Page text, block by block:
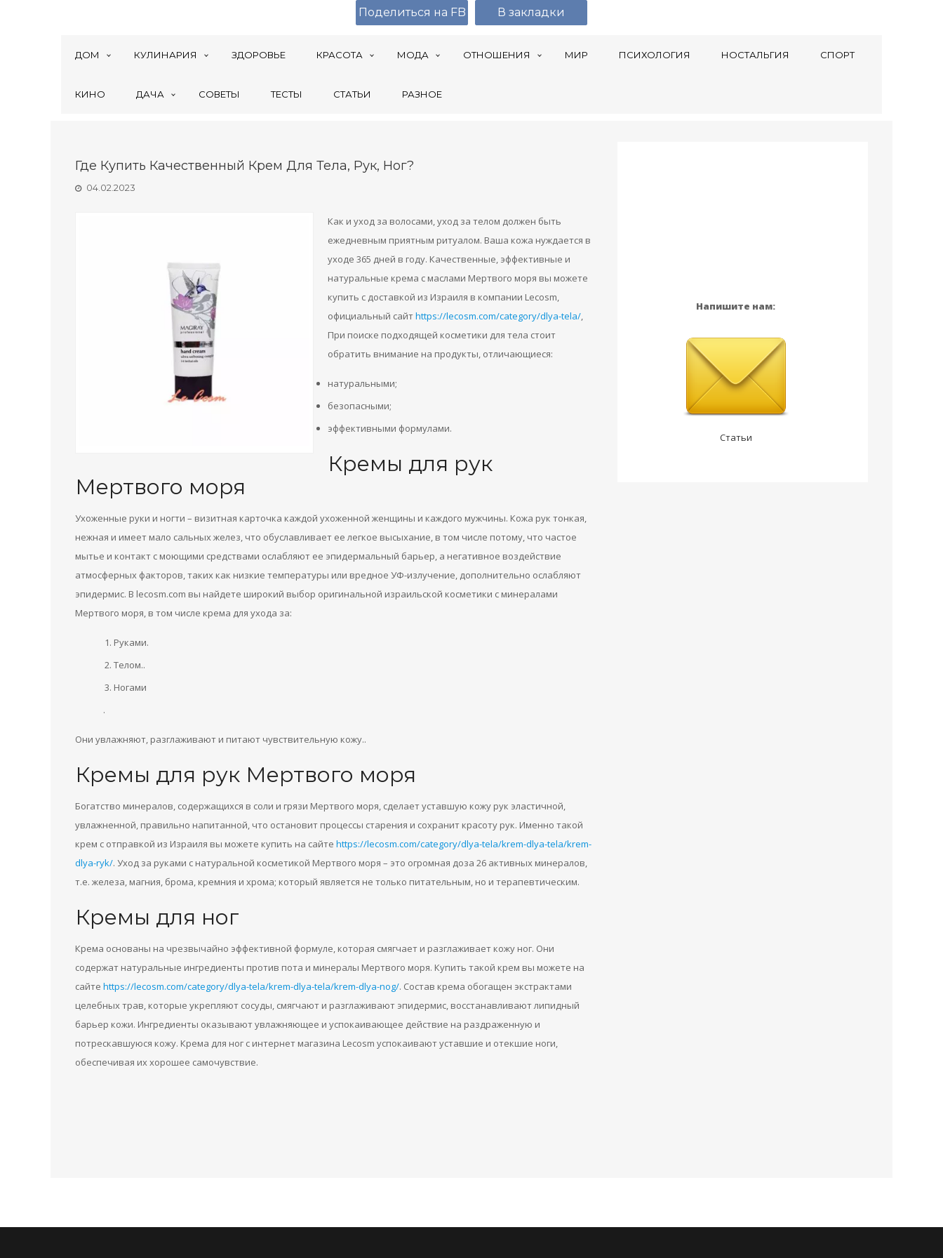
ДОМ КУЛИНАРИЯ ЗДОРОВЬЕ КРАСОТА МОДА ОТНОШЕНИЯ МИР ПСИХОЛОГИЯ НОСТАЛЬГИЯ СПОРТ
КИНО ДАЧА СОВЕТЫ ТЕСТЫ СТАТЬИ РАЗНОЕ
Где Купить Качественный Крем Для Тела, Рук, Ног?
04.02.2023
Как и уход за волосами, уход за телом должен быть
ежедневным приятным ритуалом. Ваша кожа нуждается в
уходе 365 дней в году. Качественные, эффективные и
натуральные крема с маслами Мертвого моря вы можете
купить с доставкой из Израиля в компании Lecosm,
официальный сайтhttps://lecosm.com/category/dlya-tela/,
При поиске подходящей косметики для тела стоит
обратить внимание на продукты, отличающиеся:
натуральными;
безопасными;
эффективными формулами.
Кремы для рук
Мертвого моря
Ухоженные руки и ногти – визитная карточка каждой ухоженной женщины и каждого мужчины. Кожа рук тонкая,
нежная и имеет мало сальных желез, что обуславливает ее легкое высыхание, в том числе потому, что частое
мытье и контакт с моющими средствами ослабляют ее эпидермальный барьер, а негативное воздействие
атмосферных факторов, таких как низкие температуры или вредное УФ-излучение, дополнительно ослабляют
эпидермис. В lecosm.com вы найдете широкий выбор оригинальной израильской косметики с минералами
Мертвого моря, в том числе крема для ухода за:
Руками.
Телом..
Ногами
.
Они увлажняют, разглаживают и питают чувствительную кожу..
Кремы для рук Мертвого моря
Богатство минералов, содержащихся в соли и грязи Мертвого моря, сделает уставшую кожу рук эластичной,
увлажненной, правильно напитанной, что остановит процессы старения и сохранит красоту рук. Именно такой
крем с отправкой из Израиля вы можете купить на сайте https://lecosm.com/category/dlya-tela/krem-dlya-tela/krem-
dlya-ryk/. Уход за руками с натуральной косметикой Мертвого моря – это огромная доза 26 активных минералов,
т.е. железа, магния, брома, кремния и хрома; который является не только питательным, но и терапевтическим.
Кремы для ног
Крема основаны на чрезвычайно эффективной формуле, которая смягчает и разглаживает кожу ног. Они
содержат натуральные ингредиенты против пота и минералы Мертвого моря. Купить такой крем вы можете на
сайте https://lecosm.com/category/dlya-tela/krem-dlya-tela/krem-dlya-nog/. Состав крема обогащен экстрактами
целебных трав, которые укрепляют сосуды, смягчают и разглаживают эпидермис, восстанавливают липидный
барьер кожи. Ингредиенты оказывают увлажняющее и успокаивающее действие на раздраженную и
потрескавшуюся кожу. Крема для ног с интернет магазина Lecosm успокаивают уставшие и отекшие ноги,
обеспечивая их хорошее самочувствие.
Напишите нам:
Статьи
Поделиться на FB В закладки